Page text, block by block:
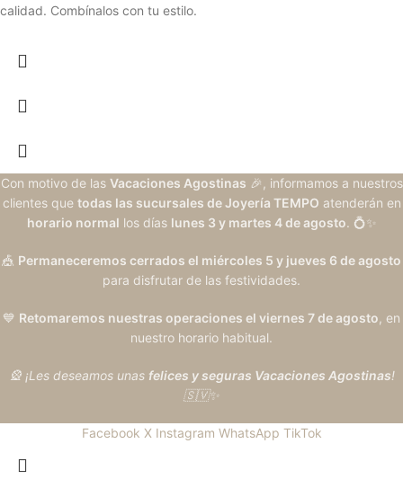
calidad. Combínalos con tu estilo.
Con motivo de las Vacaciones Agostinas 🎉, informamos a nuestros
clientes que todas las sucursales de Joyería TEMPO atenderán en
horario normal los días lunes 3 y martes 4 de agosto. 💍✨
🎪 Permaneceremos cerrados el miércoles 5 y jueves 6 de agosto
para disfrutar de las festividades.
💙 Retomaremos nuestras operaciones el viernes 7 de agosto, en
nuestro horario habitual.
🎡 ¡Les deseamos unas felices y seguras Vacaciones Agostinas!
🇸🇻✨
Facebook X Instagram WhatsApp TikTok